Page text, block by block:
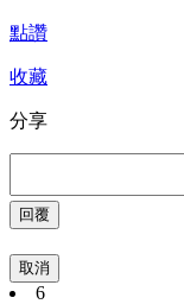
點讚
收藏
分享
取消
6